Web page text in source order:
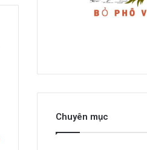
Chuyên mục